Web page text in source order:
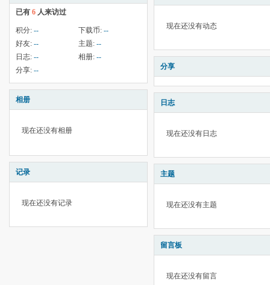
已有 6 人来访过
积分: -- 下载币: --
好友: -- 主题: --
日志: -- 相册: --
分享: --
相册
现在还没有相册
记录
现在还没有记录
现在还没有动态
分享
日志
现在还没有日志
主题
现在还没有主题
留言板
现在还没有留言